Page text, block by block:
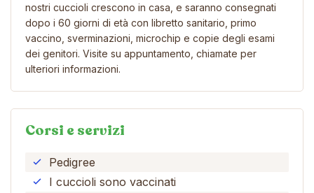
nostri cuccioli crescono in casa, e saranno consegnati
dopo i 60 giorni di età con libretto sanitario, primo
vaccino, sverminazioni, microchip e copie degli esami
dei genitori. Visite su appuntamento, chiamate per
ulteriori informazioni.
Corsi e servizi
Pedigree
I cuccioli sono vaccinati